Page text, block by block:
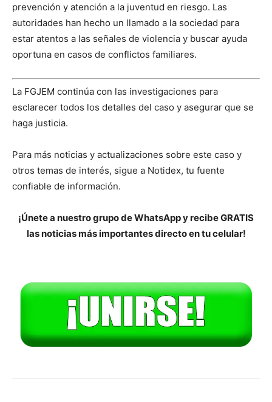
prevención y atención a la juventud en riesgo. Las
autoridades han hecho un llamado a la sociedad para
estar atentos a las señales de violencia y buscar ayuda
oportuna en casos de conflictos familiares.
La FGJEM continúa con las investigaciones para
esclarecer todos los detalles del caso y asegurar que se
haga justicia.
Para más noticias y actualizaciones sobre este caso y
otros temas de interés, sigue a Notidex, tu fuente
confiable de información.
¡Únete a nuestro grupo de WhatsApp y recibe GRATIS
las noticias más importantes directo en tu celular!